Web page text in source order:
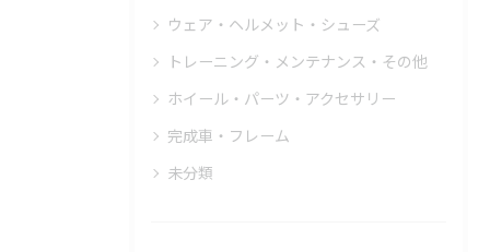
ウェア・ヘルメット・シューズ
トレーニング・メンテナンス・その他
ホイール・パーツ・アクセサリー
完成車・フレーム
未分類